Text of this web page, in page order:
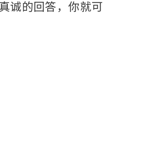
诚的回答，你就可